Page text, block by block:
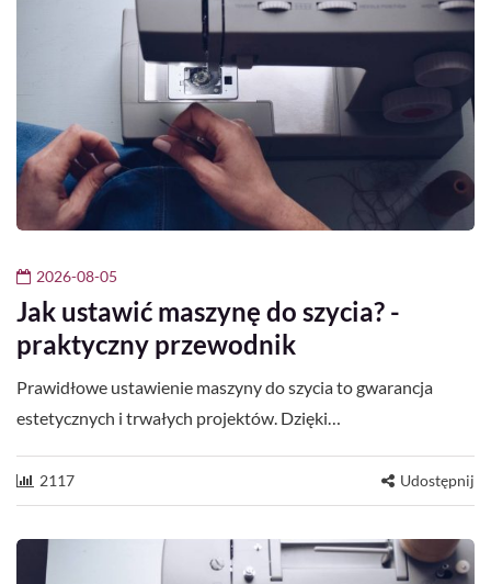
2026-08-05
Jak ustawić maszynę do szycia? -
praktyczny przewodnik
Prawidłowe ustawienie maszyny do szycia to gwarancja
estetycznych i trwałych projektów. Dzięki…
2117 Udostępnij